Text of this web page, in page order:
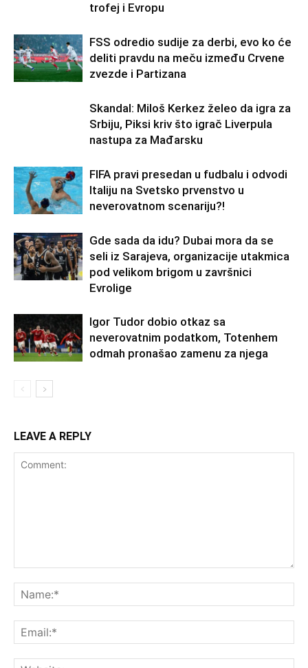
trofej i Evropu
FSS odredio sudije za derbi, evo ko će
deliti pravdu na meču između Crvene
zvezde i Partizana
Skandal: Miloš Kerkez želeo da igra za
Srbiju, Piksi kriv što igrač Liverpula
nastupa za Mađarsku
FIFA pravi presedan u fudbalu i odvodi
Italiju na Svetsko prvenstvo u
neverovatnom scenariju?!
Gde sada da idu? Dubai mora da se
seli iz Sarajeva, organizacije utakmica
pod velikom brigom u završnici
Evrolige
Igor Tudor dobio otkaz sa
neverovatnim podatkom, Totenhem
odmah pronašao zamenu za njega
LEAVE A REPLY